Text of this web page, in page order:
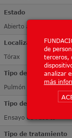
de
terceros,
analizar
más
Estado
Abierto a inclusión
Localización Tumoral
Tórax
Tipo de tumor
Pulmón
Tipo de ensayo
Ensayo de Fase II
Tipo de tratamiento